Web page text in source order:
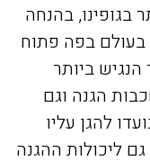
בגופינו, בהנחה
בפה פתוח
ביותר
הגנה וגם
להגן עליו
ליכולות ההגנה